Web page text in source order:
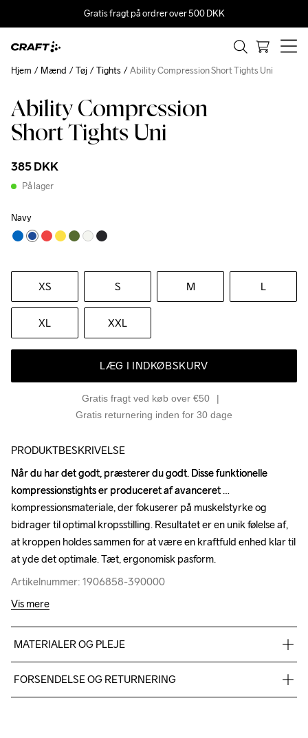
Gratis fragt på ordrer over 500 DKK
Ability Compression
Short Tights Uni
385 DKK
På lager
Navy
XS S M L
XL XXL
LÆG I INDKØBSKURV
Gratis fragt ved køb over €50
Gratis returnering inden for 30 dage
Hjem Mænd Tøj Tights Ability Compression Short Tights Uni
PRODUKTBESKRIVELSE
Når du har det godt, præsterer du godt. Disse funktionelle
kompressionstights er produceret af avanceret
kompressionsmateriale, der fokuserer på muskelstyrke og
bidrager til optimal kropsstilling. Resultatet er en unik følelse af,
at kroppen holdes sammen for at være en kraftfuld enhed klar til
at yde det optimale. Tæt, ergonomisk pasform.
Artikelnummer: 1906858-390000
Når du har det godt, præsterer du godt. Disse funktionelle
kompressionstights er produceret af avanceret
kompressionsmateriale, der fokuserer på muskelstyrke og
bidrager til optimal kropsstilling. Resultatet er en unik følelse af,
at kroppen holdes sammen for at være en kraftfuld enhed klar til
at yde det optimale. Tæt, ergonomisk pasform.
Artikelnummer: 1906858-390000
Vis mere
MATERIALER OG PLEJE
FORSENDELSE OG RETURNERING